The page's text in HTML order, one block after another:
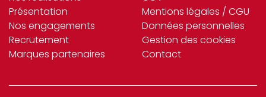
Présentation
Nos engagements
Recrutement
Marques partenaires
Mentions légales / CGU
Données personnelles
Gestion des cookies
Contact